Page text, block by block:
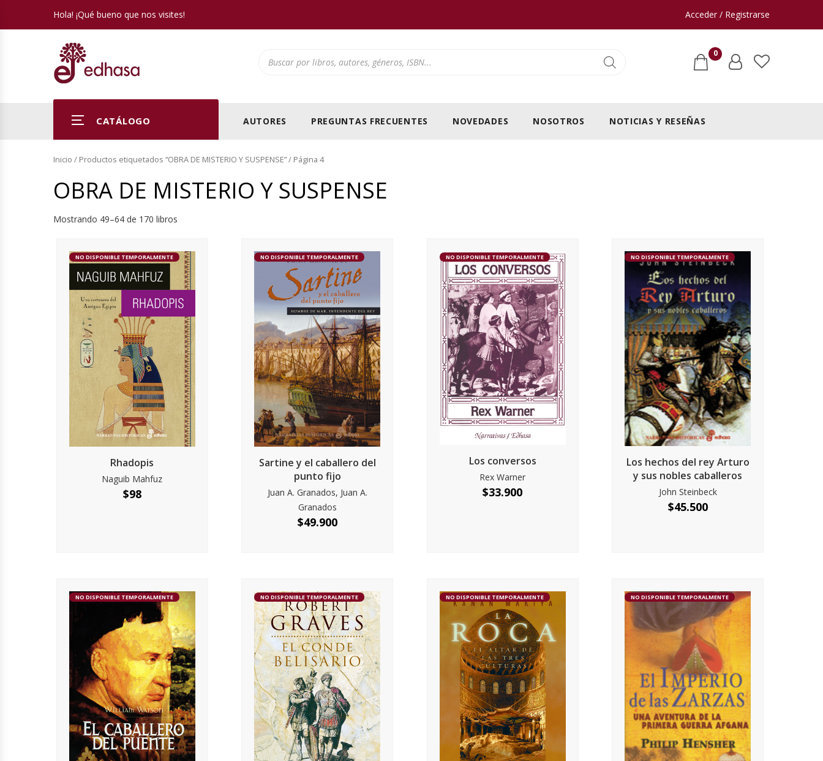
Hola! ¡Qué bueno que nos visites! Acceder / Registrarse
0
CATÁLOGO AUTORES PREGUNTAS FRECUENTES NOVEDADES NOSOTROS NOTICIAS Y RESEÑAS
Inicio / Productos etiquetados “OBRA DE MISTERIO Y SUSPENSE”/ Página 4
OBRA DE MISTERIO Y SUSPENSE
Mostrando 49–64 de 170 libros
NO DISPONIBLE TEMPORALMENTE
Rhadopis
Naguib Mahfuz
$98
NO DISPONIBLE TEMPORALMENTE
Sartine y el caballero del
punto fijo
Juan A. Granados, Juan A.
Granados
$49.900
NO DISPONIBLE TEMPORALMENTE
Los conversos
Rex Warner
$33.900
NO DISPONIBLE TEMPORALMENTE
Los hechos del rey Arturo
y sus nobles caballeros
John Steinbeck
$45.500
NO DISPONIBLE TEMPORALMENTE NO DISPONIBLE TEMPORALMENTE NO DISPONIBLE TEMPORALMENTE NO DISPONIBLE TEMPORALMENTE